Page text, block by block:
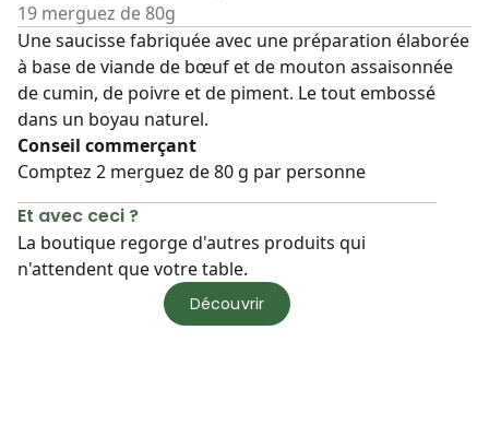
19 merguez de 80g
Une saucisse fabriquée avec une préparation élaborée
à base de viande de bœuf et de mouton assaisonnée
de cumin, de poivre et de piment. Le tout embossé
dans un boyau naturel.
Conseil commerçant
Comptez 2 merguez de 80 g par personne
Et avec ceci ?
La boutique regorge d'autres produits qui
n'attendent que votre table.
Découvrir